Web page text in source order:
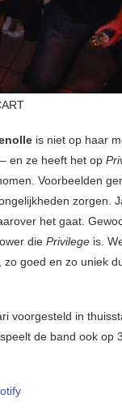
is niet op haar
en ze heeft het op
Voorbeelden
zorgen.
het gaat.
die Privilege is.
goed en zo uniek
voorgesteld in
de band ook op